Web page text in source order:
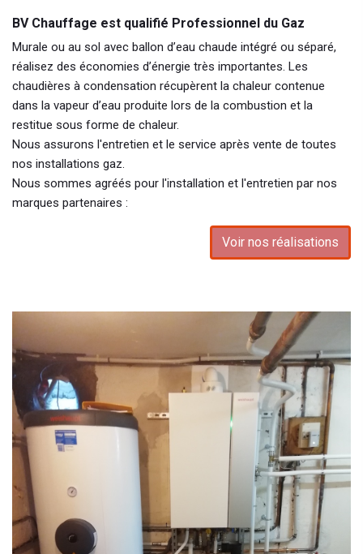
BV Chauffage est qualifié Professionnel du Gaz
Murale ou au sol avec ballon d’eau chaude intégré ou séparé,
réalisez des économies d’énergie très importantes. Les
chaudières à condensation récupèrent la chaleur contenue
dans la vapeur d’eau produite lors de la combustion et la
restitue sous forme de chaleur.
Nous assurons l'entretien et le service après vente de toutes
nos installations gaz.
Nous sommes agréés pour l'installation et l'entretien par nos
marques partenaires :
Voir nos réalisations